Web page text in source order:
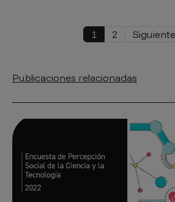
Página actual
1 Página
2 Siguiente
Publicaciones relacionadas